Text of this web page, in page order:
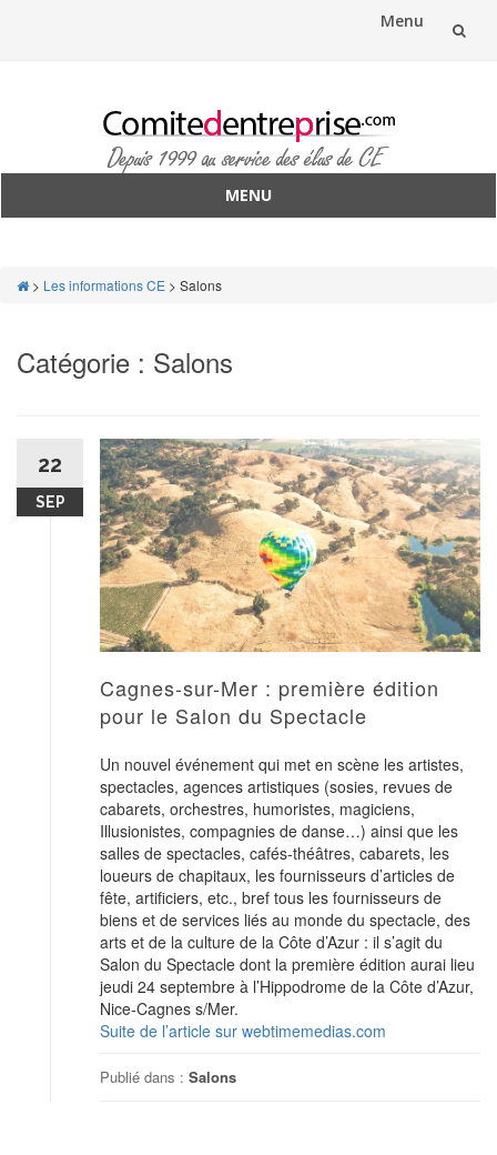
Menu
MENU
> Les informations CE > Salons
Catégorie : Salons
22
SEP
Cagnes-sur-Mer : première édition
pour le Salon du Spectacle
Un nouvel événement qui met en scène les artistes,
spectacles, agences artistiques (sosies, revues de
cabarets, orchestres, humoristes, magiciens,
Illusionistes, compagnies de danse…) ainsi que les
salles de spectacles, cafés-théâtres, cabarets, les
loueurs de chapitaux, les fournisseurs d’articles de
fête, artificiers, etc., bref tous les fournisseurs de
biens et de services liés au monde du spectacle, des
arts et de la culture de la Côte d’Azur : il s’agit du
Salon du Spectacle dont la première édition aurai lieu
jeudi 24 septembre à l’Hippodrome de la Côte d’Azur,
Nice-Cagnes s/Mer.
Suite de l’article sur webtimemedias.com
Publié dans : Salons